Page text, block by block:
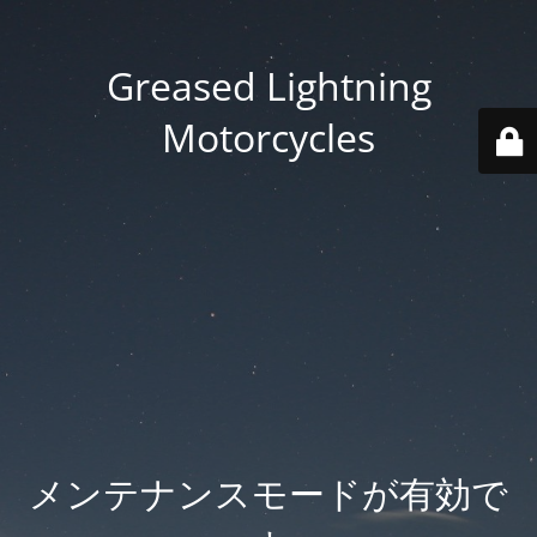
Greased Lightning
Motorcycles
メンテナンスモードが有効で